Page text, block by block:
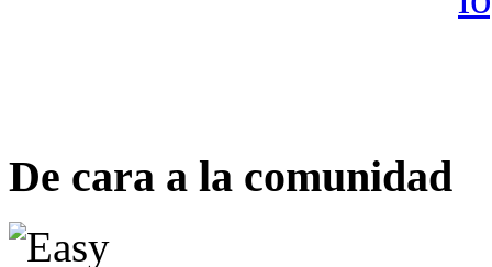
De cara a la comunidad